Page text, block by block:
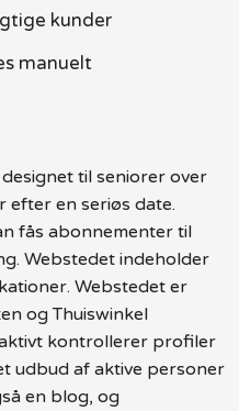
kunder
manuelt
til seniorer over
efter en seriøs date.
fås abonnementer til
Webstedet indeholder
Webstedet er
og Thuiswinkel
kontrollerer profiler
udbud af aktive personer
en blog, og